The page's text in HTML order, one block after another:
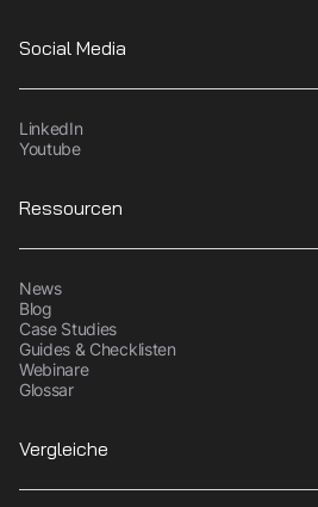
Social Media
LinkedIn
Youtube
Ressourcen
News
Blog
Case Studies
Guides & Checklisten
Webinare
Glossar
Vergleiche